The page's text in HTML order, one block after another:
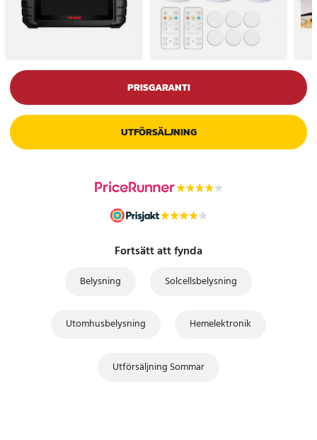
PRISGARANTI
UTFÖRSÄLJNING
Fortsätt att fynda
Belysning Solcellsbelysning
Utomhusbelysning Hemelektronik
Utförsäljning Sommar